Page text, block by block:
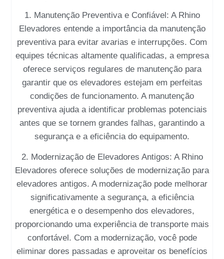
1. Manutenção Preventiva e Confiável: A Rhino
Elevadores entende a importância da manutenção
preventiva para evitar avarias e interrupções. Com
equipes técnicas altamente qualificadas, a empresa
oferece serviços regulares de manutenção para
garantir que os elevadores estejam em perfeitas
condições de funcionamento. A manutenção
preventiva ajuda a identificar problemas potenciais
antes que se tornem grandes falhas, garantindo a
segurança e a eficiência do equipamento.
2. Modernização de Elevadores Antigos: A Rhino
Elevadores oferece soluções de modernização para
elevadores antigos. A modernização pode melhorar
significativamente a segurança, a eficiência
energética e o desempenho dos elevadores,
proporcionando uma experiência de transporte mais
confortável. Com a modernização, você pode
eliminar dores passadas e aproveitar os benefícios